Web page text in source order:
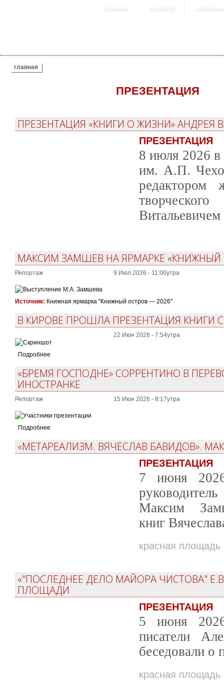
главная институт
ВЫ ЗДЕСЬ
главная
ПРЕЗЕНТАЦИЯ
ПРЕЗЕНТАЦИЯ «КНИГИ О ЖИЗНИ»
ПРЕЗЕНТАЦИЯ
8 июля 2026 в
им. А.П.
редактором
МАКСИМ ЗАМШЕВ НА ЯРМАРКЕ «КНИЖНЫЙ
Репортаж 9 Июл 2026 - 11:00утра
Источник: Книжная ярмарка "Книжный остров — 2026"
В КИРОВЕ ПРОШЛА ПРЕЗЕНТАЦИЯ КНИГИ
22 Июн 2026 - 7:54утра
Подробнее
«БРЕМЯ ГОСПОДНЕ» СОРРЕНТИНО В
ИНОСТРАНКЕ
Репортаж 15 Июн 2026 - 8:17утра
Подробнее
«МЕТАРЕАЛИЗМ. ВЯЧЕСЛАВ БАВИДОВ».
ПРЕЗЕНТАЦИЯ
7 июня
Максим
книг
красная площадь
«"ПОСЛЕДНЕЕ ДЕЛО МАЙОРА ЧИСТОВА"
ПЛОЩАДИ
ПРЕЗЕНТАЦИЯ
5 июня
писатели
беседовали о
красная площадь